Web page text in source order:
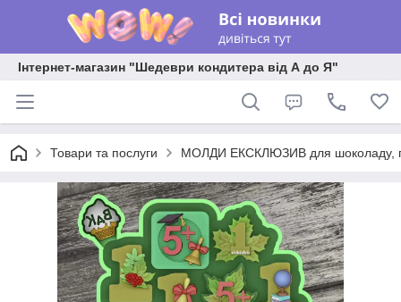
Інтернет-магазин "Шедеври кондитера від А до Я"
Товари та послуги МОЛДИ ЕКСКЛЮЗИВ для шоколаду,